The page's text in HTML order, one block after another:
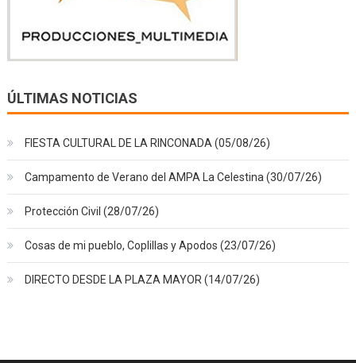
ÚLTIMAS NOTICIAS
FIESTA CULTURAL DE LA RINCONADA (05/08/26)
Campamento de Verano del AMPA La Celestina (30/07/26)
Protección Civil (28/07/26)
Cosas de mi pueblo, Coplillas y Apodos (23/07/26)
DIRECTO DESDE LA PLAZA MAYOR (14/07/26)